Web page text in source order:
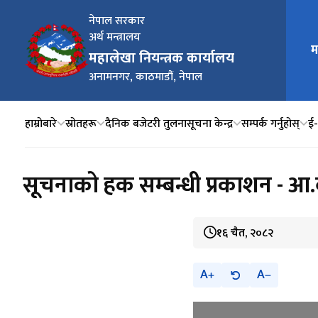
नेपाल सरकार
अर्थ मन्त्रालय
महालेखा नियन्त्रक कार्यालय
अनामनगर, काठमाडौं, नेपाल
मुख्य
हाम्रोबारे स्रोतहरू दैनिक बजेटरी तुलनासूचना केन्द्र सम्पर्क गर्नुहोस्
सूचनाको हक सम्बन्धी प्रकाशन -
१६ चैत, २०८२
A A